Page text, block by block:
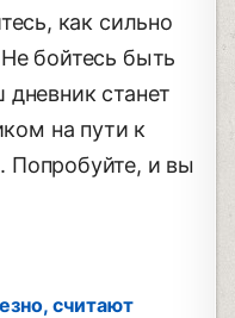
как сильно
бойтесь быть
станет
на пути к
Попробуйте, и вы
считают